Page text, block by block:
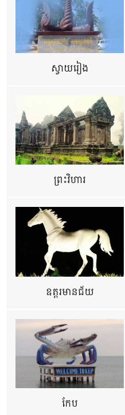
ស្វាយរៀង
ព្រះវិហារ
ឧត្ដរមានជ័យ
កែប